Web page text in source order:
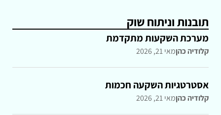
תובנות וניתוח שוק
מערכת השקעות מתקדמת
קלודיה כהןמאי 21, 2026
אסטרטגיות השקעה חכמות
קלודיה כהןמאי 21, 2026